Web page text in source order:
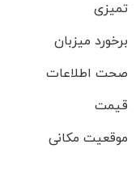
تمیزی
برخورد میزبان
صحت اطلاعات
قیمت
موقعیت مکانی